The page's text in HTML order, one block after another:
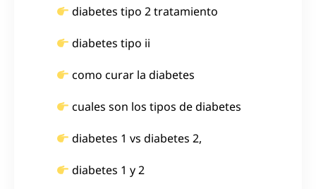
diabetes tipo 2 tratamiento
diabetes tipo ii
como curar la diabetes
cuales son los tipos de diabetes
diabetes 1 vs diabetes 2,
diabetes 1 y 2